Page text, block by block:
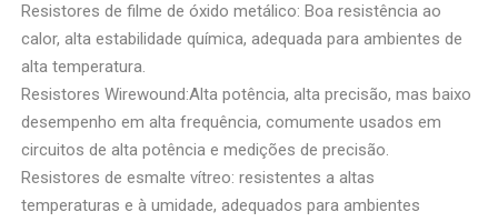
Resistores de filme de óxido metálico: Boa resistência ao
calor, alta estabilidade química, adequada para ambientes de
alta temperatura.
Resistores Wirewound:Alta potência, alta precisão, mas baixo
desempenho em alta frequência, comumente usados em
circuitos de alta potência e medições de precisão.
Resistores de esmalte vítreo: resistentes a altas
temperaturas e à umidade, adequados para ambientes